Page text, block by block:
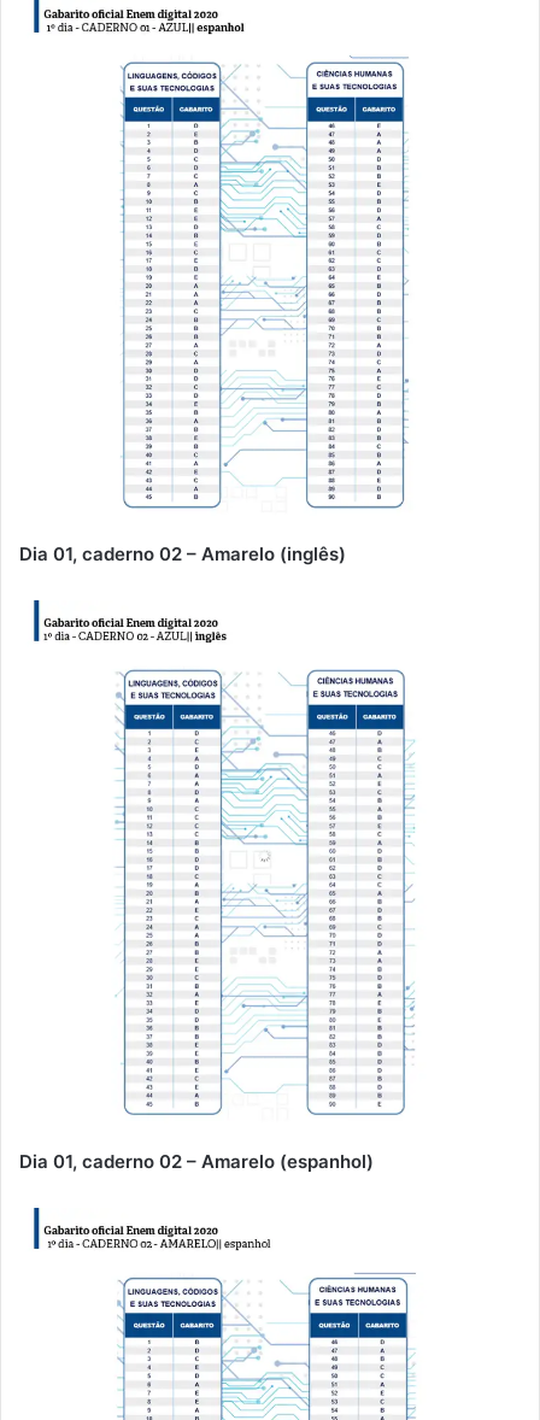
Dia 01, caderno 02 – Amarelo (inglês)
Dia 01, caderno 02 – Amarelo (espanhol)